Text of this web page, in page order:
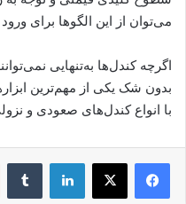
می‌توان از این الگوها برای
بدون شک یکی از مهم‌ترین
با انواع کندل‌های صعودی و
لینکدین